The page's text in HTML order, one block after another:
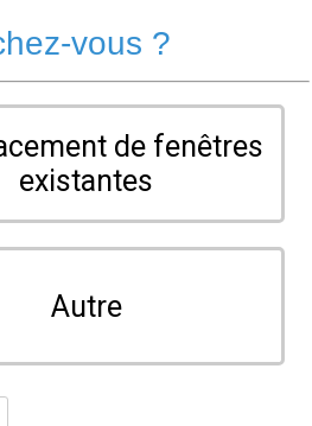
vous ?
de fenêtres
existantes
Autre